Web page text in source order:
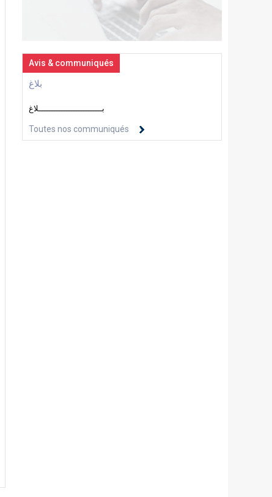
Avis & communiqués
بلاغ
بــــــــــــــــــــــــــلاغ
Toutes nos communiqués